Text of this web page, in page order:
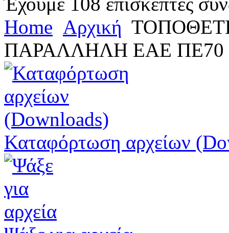
Home Αρχική
ΠΑΡΑΛΛΗΛΗ ΕΑΕ ΠΕ70
Καταφόρτωση αρχείων